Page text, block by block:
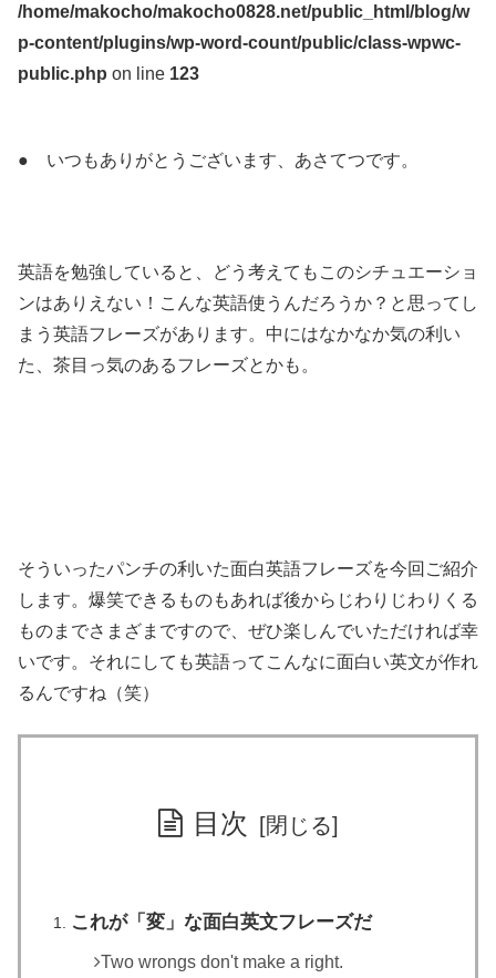
/home/makocho/makocho0828.net/public_html/blog/w
p-content/plugins/wp-word-count/public/class-wpwc-
public.php on line 123
● いつもありがとうございます、あさてつです。
英語を勉強していると、どう考えてもこのシチュエーショ
ンはありえない！こんな英語使うんだろうか？と思ってし
まう英語フレーズがあります。中にはなかなか気の利い
た、茶目っ気のあるフレーズとかも。
そういったパンチの利いた面白英語フレーズを今回ご紹介
します。爆笑できるものもあれば後からじわりじわりくる
ものまでさまざまですので、ぜひ楽しんでいただければ幸
いです。それにしても英語ってこんなに面白い英文が作れ
るんですね（笑）
目次
これが「変」な面白英文フレーズだ
Two wrongs don't make a right.